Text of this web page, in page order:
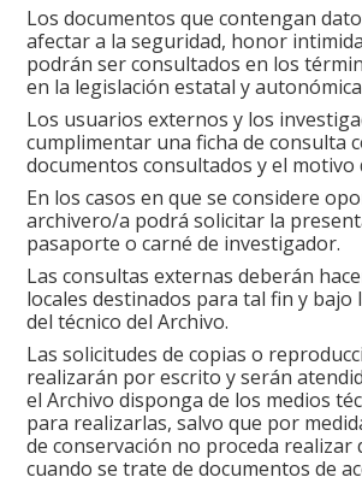
Los documentos que contengan
afectar a la seguridad, honor
podrán ser consultados en los
en la legislación estatal y
Los usuarios externos y los
cumplimentar una ficha de consulta
documentos consultados y el motivo
En los casos en que se considere
archivero/a podrá solicitar la
pasaporte o carné de investigador.
Las consultas externas deberán
locales destinados para tal fin y bajo
del técnico del Archivo.
Las solicitudes de copias o
realizarán por escrito y serán
el Archivo disponga de los medios
para realizarlas, salvo que por
de conservación no proceda realizar
cuando se trate de documentos de